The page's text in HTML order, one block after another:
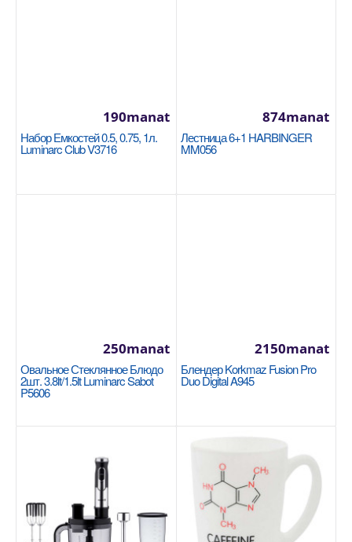
В Корзину
Добавь в сравнения
Кастрюля 40x25см / 31л Korkmaz Proline
Gastro A2727
Размер: 40x25 см / 31 л 18/10 Cr-Ni нержавеющая
сталь Основание суперкапсулы, обеспечивающее
3750manat
Набор Емкостей 0.5, 0.75, 1л.
Luminarc Club V3716
190manat
Лестница 6+1 HARBINGER
MM056
874manat
Овальное Стеклянное Блюдо
2шт. 3.8lt/1.5lt Luminarc Sabot
P5606
250manat
Блендер Korkmaz Fusion Pro
Duo Digital A945
2150manat